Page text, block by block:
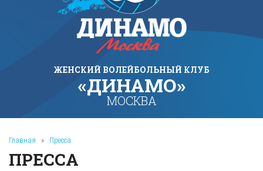
ЖЕНСКИЙ ВОЛЕЙБОЛЬНЫЙ КЛУБ
«ДИНАМО»
МОСКВА
Главная » Пресса
ПРЕССА